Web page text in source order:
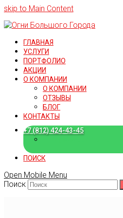
skip to Main Content
ГЛАВНАЯ
УСЛУГИ
ПОРТФОЛИО
АКЦИИ
О КОМПАНИИ
О КОМПАНИИ
ОТЗЫВЫ
БЛОГ
КОНТАКТЫ
+7 (812) 424-43-45
ПОИСК
Open Mobile Menu
Поиск